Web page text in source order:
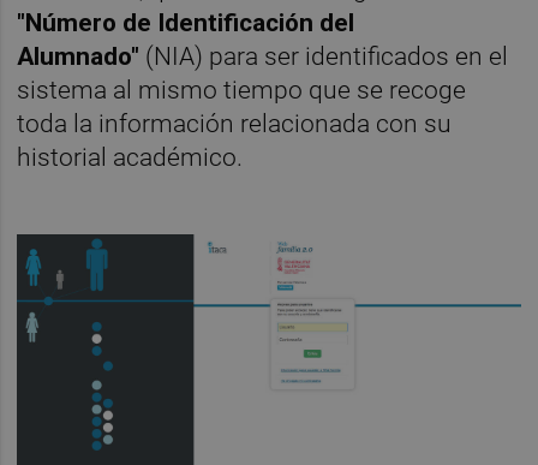
"Número de Identificación del
Alumnado" (NIA) para ser identificados en el
sistema al mismo tiempo que se recoge
toda la información relacionada con su
historial académico.